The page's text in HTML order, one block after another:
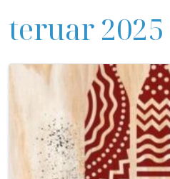
teruar 2025